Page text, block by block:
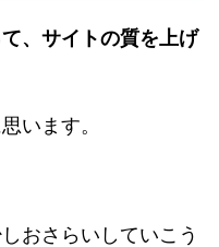
、サイトの質を上げ
います。
おさらいしていこう